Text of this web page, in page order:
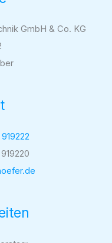
GmbH & Co. KG